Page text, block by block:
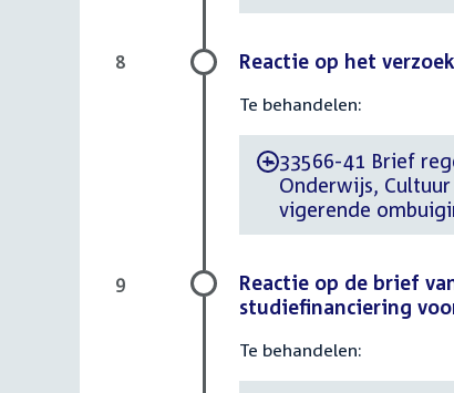
Reactie op het
Te behandelen:
-33566-41 Brief
Onderwijs,
vigerende
8
Reactie op de brief
studiefinanciering
Te behandelen:
9